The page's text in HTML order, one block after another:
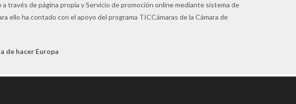
través de página propia y Servicio de promoción online mediante sistema de
ello ha contado con el apoyo del programa TICCámaras de la Cámara de
de hacer Europa